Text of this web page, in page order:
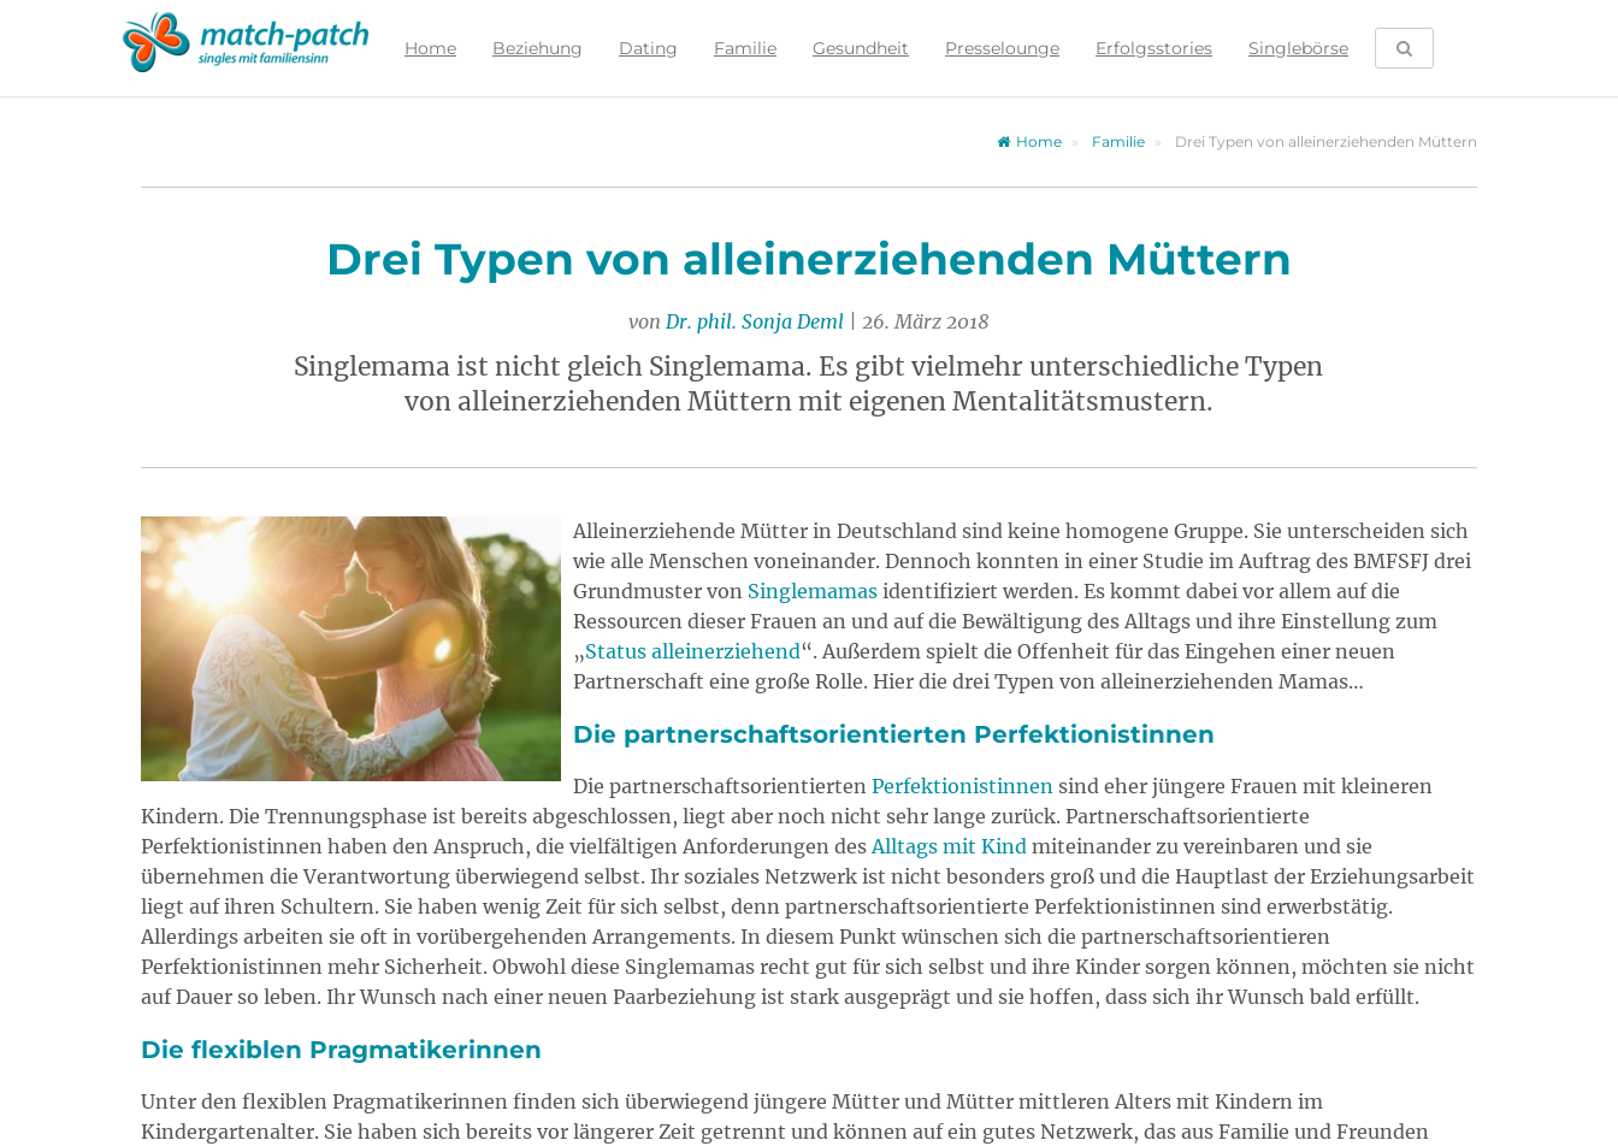
Zur
Partnersuche
Home Beziehung Dating Familie Gesundheit Presselounge Erfolgsstories Singlebörse
Home Familie Drei Typen von alleinerziehenden Müttern
Drei Typen von alleinerziehenden Müttern
von Dr. phil. Sonja Deml| 26. März 2018
Singlemama ist nicht gleich Singlemama. Es gibt vielmehr unterschiedliche Typen
von alleinerziehenden Müttern mit eigenen Mentalitätsmustern.
Alleinerziehende Mütter in Deutschland sind keine homogene Gruppe. Sie unterscheiden sich
wie alle Menschen voneinander. Dennoch konnten in einer Studie im Auftrag des BMFSFJ drei
Grundmuster von Singlemamas identifiziert werden. Es kommt dabei vor allem auf die
Ressourcen dieser Frauen an und auf die Bewältigung des Alltags und ihre Einstellung zum
„Status alleinerziehend“. Außerdem spielt die Offenheit für das Eingehen einer neuen
Partnerschaft eine große Rolle. Hier die drei Typen von alleinerziehenden Mamas…
Die partnerschaftsorientierten Perfektionistinnen
Die partnerschaftsorientierten Perfektionistinnen sind eher jüngere Frauen mit kleineren
Kindern. Die Trennungsphase ist bereits abgeschlossen, liegt aber noch nicht sehr lange zurück. Partnerschaftsorientierte
Perfektionistinnen haben den Anspruch, die vielfältigen Anforderungen desAlltags mit Kind miteinander zu vereinbaren und sie
übernehmen die Verantwortung überwiegend selbst. Ihr soziales Netzwerk ist nicht besonders groß und die Hauptlast der Erziehungsarbeit
liegt auf ihren Schultern. Sie haben wenig Zeit für sich selbst, denn partnerschaftsorientierte Perfektionistinnen sind erwerbstätig.
Allerdings arbeiten sie oft in vorübergehenden Arrangements. In diesem Punkt wünschen sich die partnerschaftsorientieren
Perfektionistinnen mehr Sicherheit. Obwohl diese Singlemamas recht gut für sich selbst und ihre Kinder sorgen können, möchten sie nicht
auf Dauer so leben. Ihr Wunsch nach einer neuen Paarbeziehung ist stark ausgeprägt und sie hoffen, dass sich ihr Wunsch bald erfüllt.
Die flexiblen Pragmatikerinnen
Unter den flexiblen Pragmatikerinnen finden sich überwiegend jüngere Mütter und Mütter mittleren Alters mit Kindern im
Kindergartenalter. Sie haben sich bereits vor längerer Zeit getrennt und können auf ein gutes Netzwerk, das aus Familie und Freunden